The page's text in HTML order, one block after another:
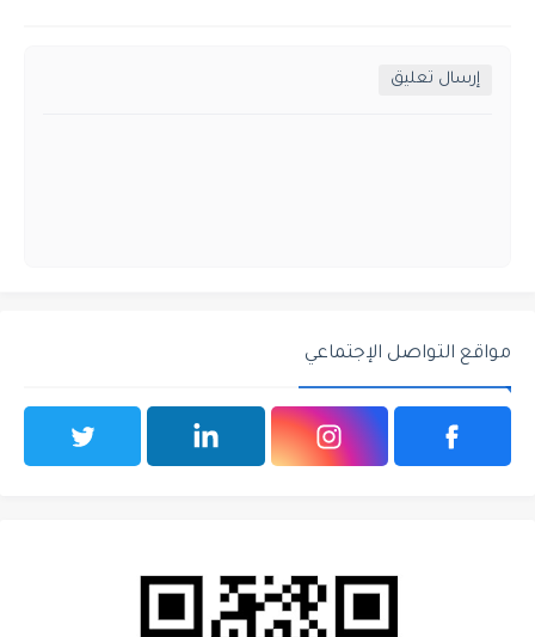
إرسال تعليق
مواقع التواصل الإجتماعي